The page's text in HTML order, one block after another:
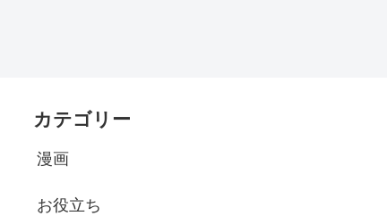
カテゴリー
漫画
お役立ち